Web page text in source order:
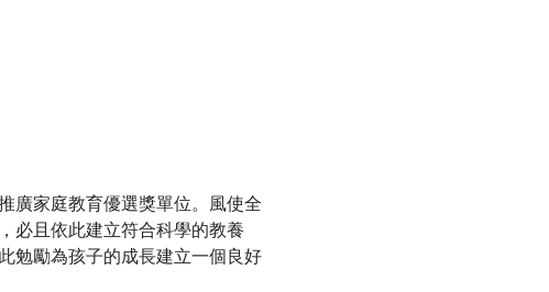
廣家庭教育優選獎單位。風使全
必且依此建立符合科學的教養
勉勵為孩子的成長建立一個良好